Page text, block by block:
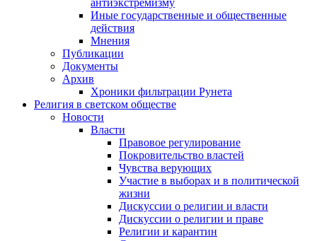
антиэкстремизму
Иные государственные и общественные
действия
Мнения
Публикации
Документы
Архив
Хроники фильтрации Рунета
Религия в светском обществе
Новости
Власти
Правовое регулирование
Покровительство властей
Чувства верующих
Участие в выборах и в политической
жизни
Дискуссии о религии и власти
Дискуссии о религии и праве
Религии и карантин